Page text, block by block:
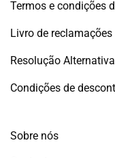
Termos e condições
Livro de reclamações
Resolução
Condições de
Sobre nós